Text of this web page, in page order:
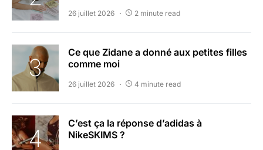
26 juillet 2026 2 minute read
Ce que Zidane a donné aux petites filles
comme moi
26 juillet 2026 4 minute read
C’est ça la réponse d’adidas à
NikeSKIMS ?